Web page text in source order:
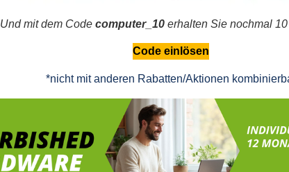
Und mit dem Code computer_10 erhalten Sie nochmal
Code einlösen
*nicht mit anderen Rabatten/Aktionen